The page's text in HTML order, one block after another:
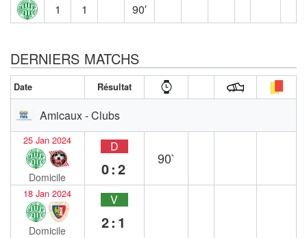
1 1 90′
DERNIERS MATCHS
Date Résultat
Amicaux - Clubs
25 Jan 2024
Domicile
D
0:2
90`
18 Jan 2024
Domicile
V
2:1